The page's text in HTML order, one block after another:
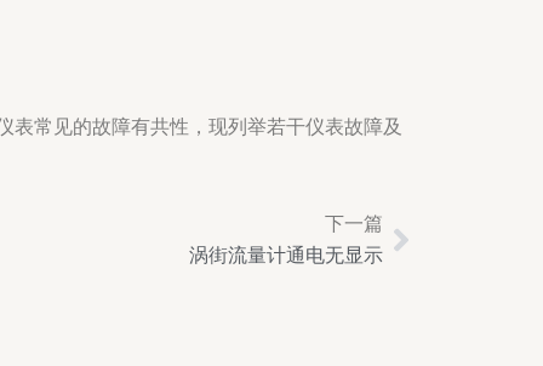
常见的故障有共性，现列举若干仪表故障及
下一篇
涡街流量计通电无显示 Next